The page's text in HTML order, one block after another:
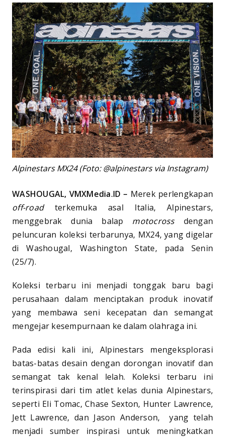
Alpinestars MX24 (Foto: @alpinestars via Instagram)
WASHOUGAL, VMXMedia.ID – Merek perlengkapan
off-road terkemuka asal Italia, Alpinestars,
menggebrak dunia balap motocrossdengan
peluncuran koleksi terbarunya, MX24, yang digelar
di Washougal, Washington State, pada Senin
(25/7).
Koleksi terbaru ini menjadi tonggak baru bagi
perusahaan dalam menciptakan produk inovatif
yang membawa seni kecepatan dan semangat
mengejar kesempurnaan ke dalam olahraga ini.
Pada edisi kali ini, Alpinestars mengeksplorasi
batas-batas desain dengan dorongan inovatif dan
semangat tak kenal lelah. Koleksi terbaru ini
terinspirasi dari tim atlet kelas dunia Alpinestars,
seperti Eli Tomac, Chase Sexton, Hunter Lawrence,
Jett Lawrence, dan Jason Anderson, yang telah
menjadi sumber inspirasi untuk meningkatkan